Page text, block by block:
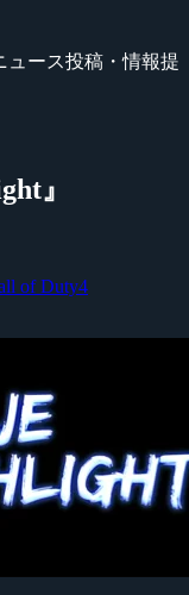
ュース投稿・情報提
』
of Duty4